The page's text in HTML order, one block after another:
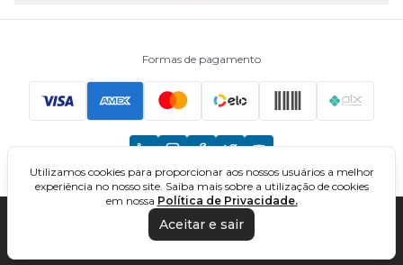
Principais Concursos
CNU
TCU
Formas de pagamento
DIREÇÃO CONCURSOS - CURSOS ONLINE PARA CONCURSOS. TODOS OS
DIREITOS RESERVADOS. CNPJ: 32.161.525/0001-03
Utilizamos cookies para proporcionar aos nossos usuários a melhor
experiência no nosso site. Saiba mais sobre a utilização de cookies
em nossa Política de Privacidade.
Aceitar e sair